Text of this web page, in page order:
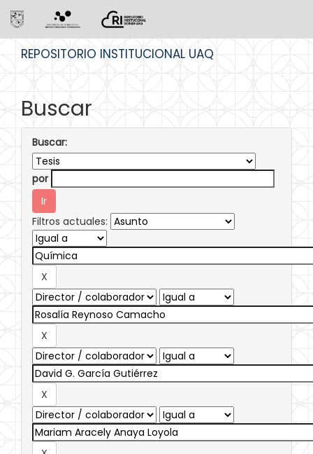
REPOSITORIO INSTITUCIONAL UAQ
Buscar
Buscar:
por
Filtros actuales: